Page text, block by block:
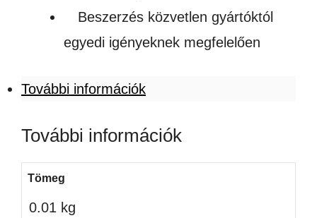
Beszerzés közvetlen gyártóktól
egyedi igényeknek megfelelően
További információk
További információk
Tömeg
0.01 kg